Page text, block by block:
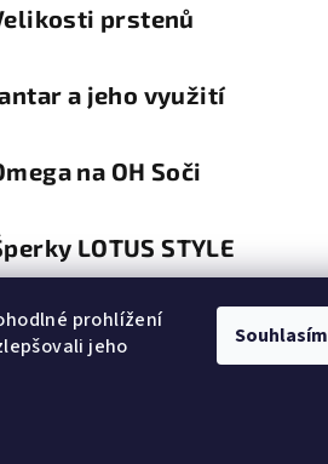
prohlížení
jeho
Souhlasím
prstenů
a jeho využití
na OH Soči
LOTUS STYLE
a módní diktát u
a hodinek